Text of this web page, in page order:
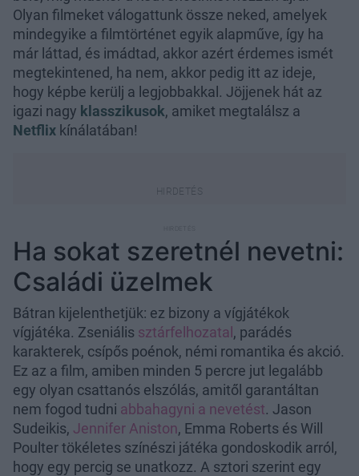
Olyan filmeket válogattunk össze neked, amelyek
mindegyike a filmtörténet egyik alapműve, így ha
már láttad, és imádtad, akkor azért érdemes ismét
megtekintened, ha nem, akkor pedig itt az ideje,
hogy képbe kerülj a legjobbakkal. Jöjjenek hát az
igazi nagy klasszikusok, amiket megtalálsz a
Netflix kínálatában!
Ha sokat szeretnél nevetni:
Családi üzelmek
Bátran kijelenthetjük: ez bizony a vígjátékok
vígjátéka. Zseniális sztárfelhozatal, parádés
karakterek, csípős poénok, némi romantika és akció.
Ez az a film, amiben minden 5 percre jut legalább
egy olyan csattanós elszólás, amitől garantáltan
nem fogod tudni abbahagyni a nevetést. Jason
Sudeikis, Jennifer Aniston, Emma Roberts és Will
Poulter tökéletes színészi játéka gondoskodik arról,
hogy egy percig se unatkozz. A sztori szerint egy